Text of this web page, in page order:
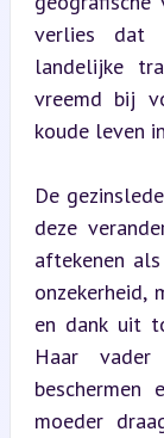
verlies dat
landelijke
vreemd bij
koude leven
De
deze
aftekenen
onzekerheid,
en dank uit
Haar
moeder